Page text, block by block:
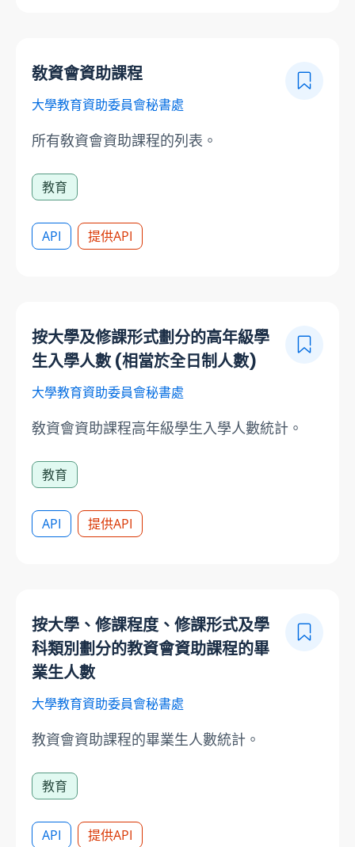
敎資會資助課程
大學教育資助委員會秘書處
所有敎資會資助課程的列表。
教育
API 提供API
按大學及修課形式劃分的高年級學
生入學人數 (相當於全日制人數)
大學教育資助委員會秘書處
敎資會資助課程高年級學生入學人數統計。
教育
API 提供API
按大學、修課程度、修課形式及學
科類別劃分的教資會資助課程的畢
業生人數
大學教育資助委員會秘書處
教資會資助課程的畢業生人數統計。
教育
API 提供API